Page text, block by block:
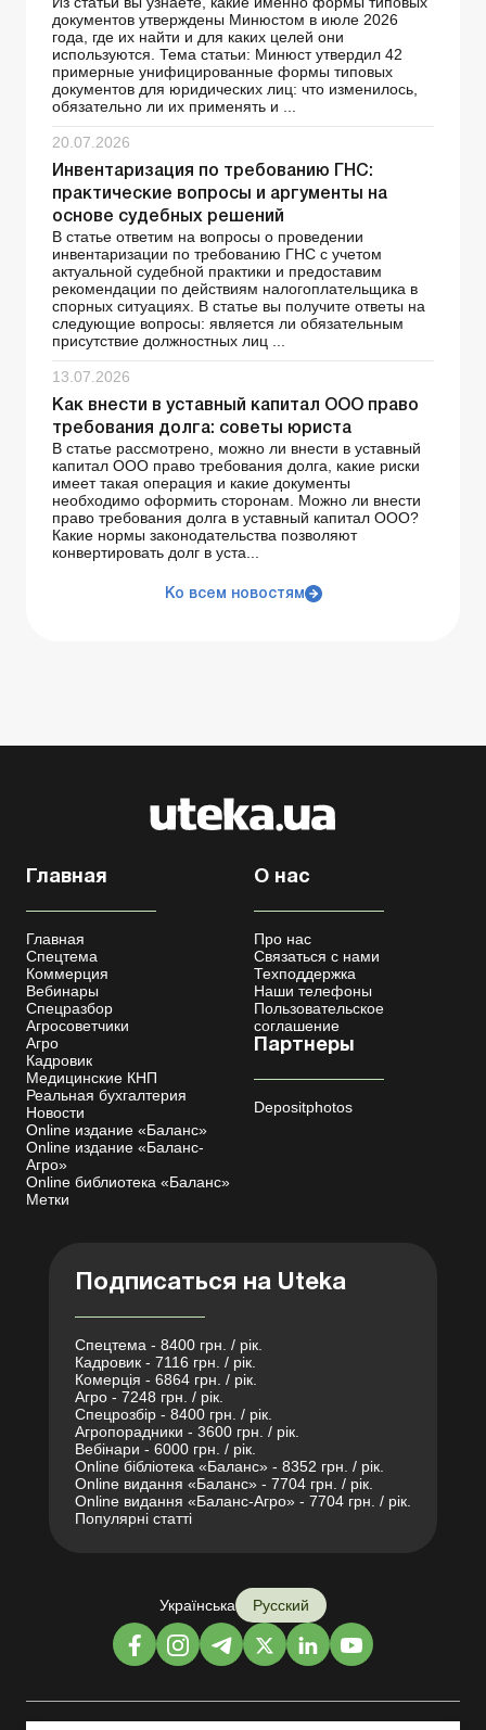
документов утверждены Минюстом в июле 2026
года, где их найти и для каких целей они
используются. Тема статьи: Минюст утвердил 42
примерные унифицированные формы типовых
документов для юридических лиц: что изменилось,
обязательно ли их применять и ...
20.07.2026
Инвентаризация по требованию ГНС:
практические вопросы и аргументы на
основе судебных решений
В статье ответим на вопросы о проведении
инвентаризации по требованию ГНС с учетом
актуальной судебной практики и предоставим
рекомендации по действиям налогоплательщика в
спорных ситуациях. В статье вы получите ответы на
следующие вопросы: является ли обязательным
присутствие должностных лиц ...
13.07.2026
Как внести в уставный капитал ООО право
требования долга: советы юриста
В статье рассмотрено, можно ли внести в уставный
капитал ООО право требования долга, какие риски
имеет такая операция и какие документы
необходимо оформить сторонам. Можно ли внести
право требования долга в уставный капитал ООО?
Какие нормы законодательства позволяют
конвертировать долг в уста...
Ко всем новостям
Главная
Главная
Спецтема
Коммерция
Вебинары
Спецразбор
Агросоветчики
Агро
Кадровик
Медицинские КНП
Реальная бухгалтерия
Новости
Online издание «Баланс»
Online издание «Баланс-
Агро»
Online библиотека «Баланс»
Метки
О нас
Про нас
Связаться с нами
Техподдержка
Наши телефоны
Пользовательское
соглашение
Партнеры
Depositphotos
Подписаться на Uteka
Спецтема - 8400 грн. / рік.
Кадровик - 7116 грн. / рік.
Комерція - 6864 грн. / рік.
Агро - 7248 грн. / рік.
Спецрозбір - 8400 грн. / рік.
Агропорадники - 3600 грн. / рік.
Вебінари - 6000 грн. / рік.
Online бібліотека «Баланс» - 8352 грн. / рік.
Online видання «Баланс» - 7704 грн. / рік.
Online видання «Баланс-Агро» - 7704 грн. / рік.
Популярні статті
Українська Русский